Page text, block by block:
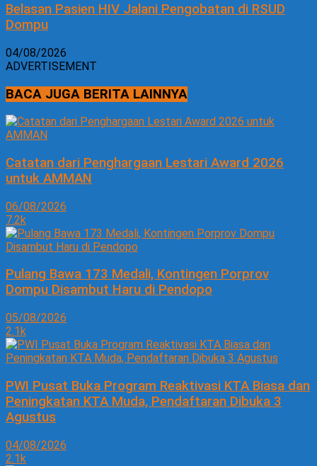
Belasan Pasien HIV Jalani Pengobatan di RSUD
Dompu
04/08/2026
ADVERTISEMENT
BACA JUGA BERITA LAINNYA
Catatan dari Penghargaan Lestari Award 2026
untuk AMMAN
06/08/2026
7.2k
Pulang Bawa 173 Medali, Kontingen Porprov
Dompu Disambut Haru di Pendopo
05/08/2026
2.1k
PWI Pusat Buka Program Reaktivasi KTA Biasa dan
Peningkatan KTA Muda, Pendaftaran Dibuka 3
Agustus
04/08/2026
2.1k